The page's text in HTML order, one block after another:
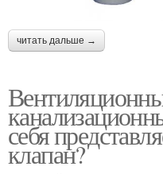
читать дальше →
себя
клапан?